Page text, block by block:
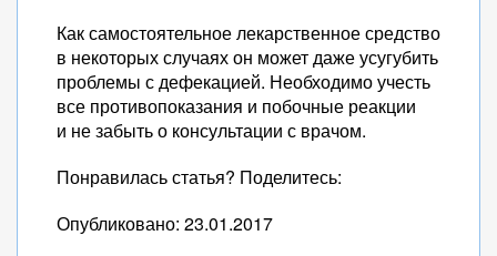
Как самостоятельное лекарственное средство
в некоторых случаях он может даже усугубить
проблемы с дефекацией. Необходимо учесть
все противопоказания и побочные реакции
и не забыть о консультации с врачом.
Понравилась статья? Поделитесь:
Опубликовано: 23.01.2017